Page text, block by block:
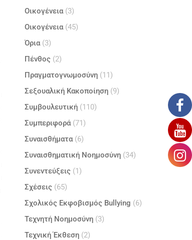
Οικογένεια(3)
Οικογένεια(45)
Όρια(3)
Πένθος(2)
Πραγματογνωμοσύνη(11)
Σεξουαλική Κακοποίηση(9)
Συμβουλευτική(110)
Συμπεριφορά(71)
Συναισθήματα(6)
Συναισθηματική Νοημοσύνη(34)
Συνεντεύξεις(1)
Σχέσεις(65)
Σχολικός Εκφοβισμός Bullying (6)
Τεχνητή Νοημοσύνη(3)
Τεχνική Έκθεση(2)